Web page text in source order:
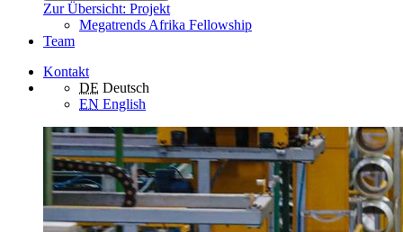
Zur Übersicht: Projekt
Megatrends Afrika Fellowship
Team
Kontakt
DE Deutsch
EN English